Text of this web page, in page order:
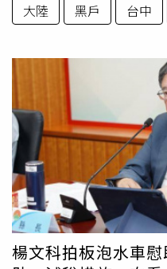
大陸
黑戶 台中
楊文科拍板泡水車